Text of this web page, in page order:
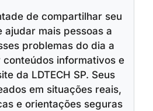
de compartilhar seu
ajudar mais pessoas a
problemas do dia a
informativos e
da LDTECH SP. Seus
em situações reais,
e orientações seguras